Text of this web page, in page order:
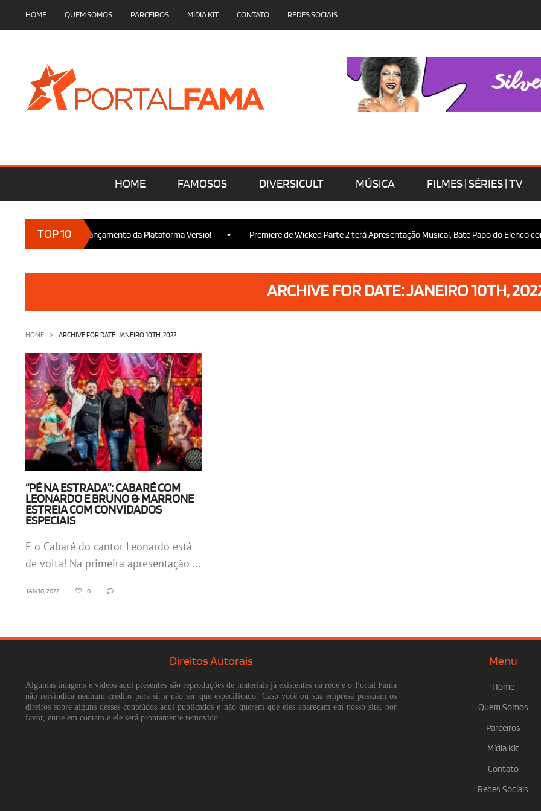
HOME QUEM SOMOS PARCEIROS MÍDIA KIT CONTATO REDES SOCIAIS
HOME FAMOSOS DIVERSICULT MÚSICA FILMES | SÉRIES | TV
TOP 10
presença no Lançamento da Plataforma Versio! Premiere de Wicked Parte 2 terá Apresentação Musical, Bate Papo do Elenco
ARCHIVE FOR DATE: JANEIRO 10TH,
HOME ARCHIVE FOR DATE: JANEIRO 10TH, 2022
“PÉ NA ESTRADA”: CABARÉ COM
LEONARDO E BRUNO & MARRONE
ESTREIA COM CONVIDADOS
ESPECIAIS
E o Cabaré do cantor Leonardo está
de volta! Na primeira apresentação ...
JAN 10, 2022 • 0 • -
Direitos Autorais
Algumas imagens e vídeos aqui presentes são reproduções de materiais já existentes na rede e o Portal Fama
não reivindica nenhum crédito para si, a não ser que especificado. Caso você ou sua empresa possuam os
direitos sobre alguns desses conteúdos aqui publicados e não querem que eles apareçam em nosso site, por
favor, entre em contato e ele será prontamente removido.
Menu
Home
Quem Somos
Parceiros
Mídia Kit
Contato
Redes Sociais